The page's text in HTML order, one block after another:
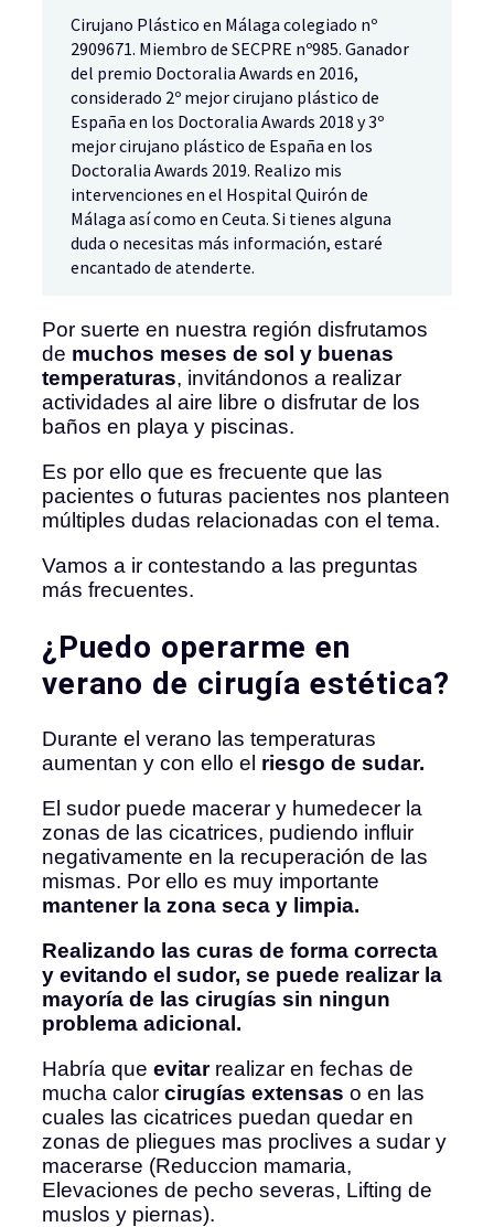
Cirujano Plástico en Málaga colegiado nº
2909671. Miembro de SECPRE nº985. Ganador
del premio Doctoralia Awards en 2016,
considerado 2º mejor cirujano plástico de
España en los Doctoralia Awards 2018 y 3º
mejor cirujano plástico de España en los
Doctoralia Awards 2019. Realizo mis
intervenciones en el Hospital Quirón de
Málaga así como en Ceuta. Si tienes alguna
duda o necesitas más información, estaré
encantado de atenderte.
Por suerte en nuestra región disfrutamos
de muchos meses de sol y buenas
temperaturas, invitándonos a realizar
actividades al aire libre o disfrutar de los
baños en playa y piscinas.
Es por ello que es frecuente que las
pacientes o futuras pacientes nos planteen
múltiples dudas relacionadas con el tema.
Vamos a ir contestando a las preguntas
más frecuentes.
¿Puedo operarme en
verano de cirugía estética?
Durante el verano las temperaturas
aumentan y con ello el riesgo de sudar.
El sudor puede macerar y humedecer la
zonas de las cicatrices, pudiendo influir
negativamente en la recuperación de las
mismas. Por ello es muy importante
mantener la zona seca y limpia.
Realizando las curas de forma correcta
y evitando el sudor, se puede realizar la
mayoría de las cirugías sin ningun
problema adicional.
Habría que evitarrealizar en fechas de
mucha calor cirugías extensas o en las
cuales las cicatrices puedan quedar en
zonas de pliegues mas proclives a sudar y
macerarse (Reduccion mamaria,
Elevaciones de pecho severas, Lifting de
muslos y piernas).